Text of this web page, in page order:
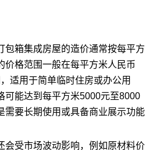
包箱集成房屋的造价通常按每平方
价格范围一般在每平方米人民币
适用于简单临时住房或办公用
可能达到每平方米5000元至8000
需要长期使用或具备商业展示功能
会受市场波动影响，例如原材料价